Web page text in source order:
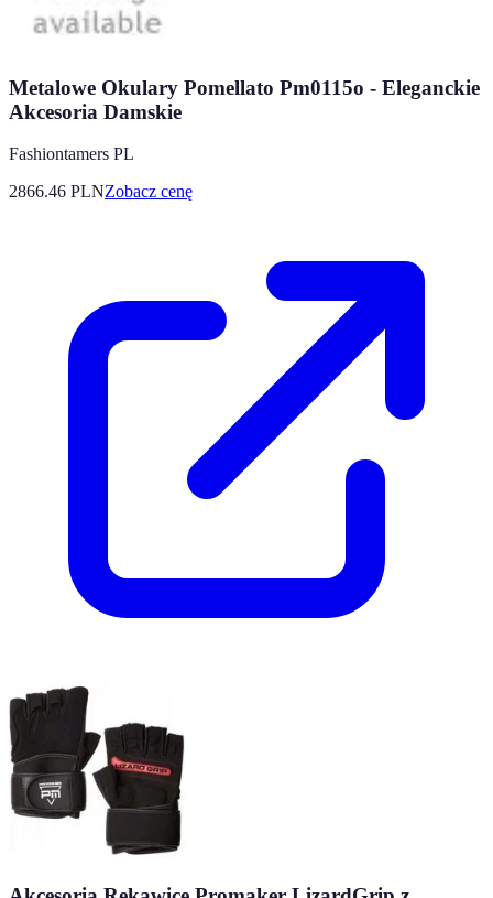
Metalowe Okulary Pomellato Pm0115o - Eleganckie
Akcesoria Damskie
Fashiontamers PL
2866.46 PLNZobacz cenę